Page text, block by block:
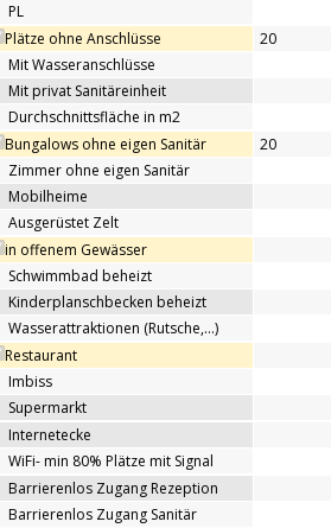
PL
Plätze ohne Anschlüsse 20
Mit Wasseranschlüsse
Mit privat Sanitäreinheit
Durchschnittsfläche in m2
Bungalows ohne eigen Sanitär 20
Zimmer ohne eigen Sanitär
Mobilheime
Ausgerüstet Zelt
in offenem Gewässer
Schwimmbad beheizt
Kinderplanschbecken beheizt
Wasserattraktionen (Rutsche,…)
Restaurant
Imbiss
Supermarkt
Internetecke
WiFi- min 80% Plätze mit Signal
Barrierenlos Zugang Rezeption
Barrierenlos Zugang Sanitär